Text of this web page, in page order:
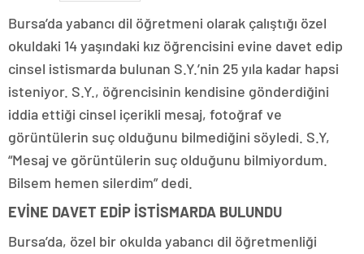
Bursa’da yabancı dil öğretmeni olarak çalıştığı özel
okuldaki 14 yaşındaki kız öğrencisini evine davet edip
cinsel istismarda bulunan S.Y.’nin 25 yıla kadar hapsi
isteniyor. S.Y., öğrencisinin kendisine gönderdiğini
iddia ettiği cinsel içerikli mesaj, fotoğraf ve
görüntülerin suç olduğunu bilmediğini söyledi. S.Y,
“Mesaj ve görüntülerin suç olduğunu bilmiyordum.
Bilsem hemen silerdim” dedi.
EVİNE DAVET EDİP İSTİSMARDA BULUNDU
Bursa’da, özel bir okulda yabancı dil öğretmenliği